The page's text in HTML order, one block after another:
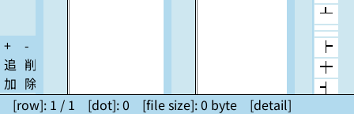
+
追
加
-
削
除
┸
┝
┿
┥
[row]: 1 / 1 [dot]:0 [file size]:0 byte [detail]